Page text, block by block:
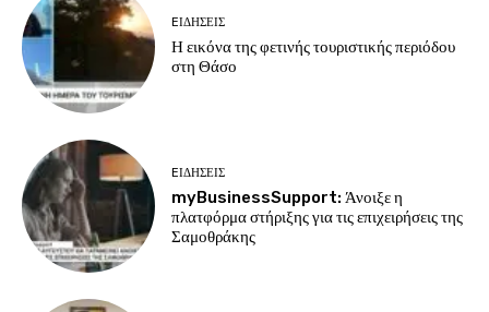
EΙΔΗΣΕΙΣ
Η εικόνα της φετινής τουριστικής περιόδου
στη Θάσο
EΙΔΗΣΕΙΣ
myBusinessSupport: Άνοιξε η
πλατφόρμα στήριξης για τις επιχειρήσεις της
Σαμοθράκης